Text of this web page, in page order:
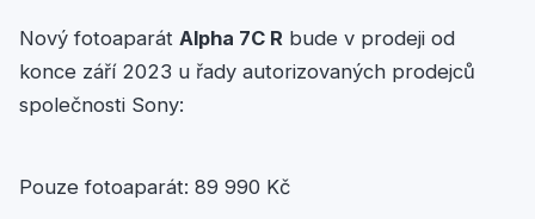
Nový fotoaparát Alpha 7C R bude v prodeji od
konce září 2023 u řady autorizovaných prodejců
společnosti Sony:
Pouze fotoaparát: 89 990 Kč